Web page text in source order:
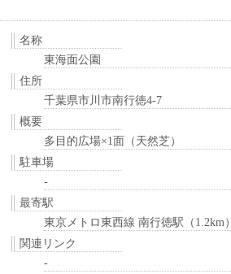
名称
東海面公園
住所
千葉県市川市南行徳4-7
概要
多目的広場×1面（天然芝）
駐車場
-
最寄駅
東京メトロ東西線 南行徳駅（1.2km）
関連リンク
-